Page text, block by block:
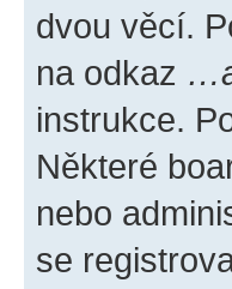
dvou věcí.
na odkaz
instrukce.
Některé
nebo
se